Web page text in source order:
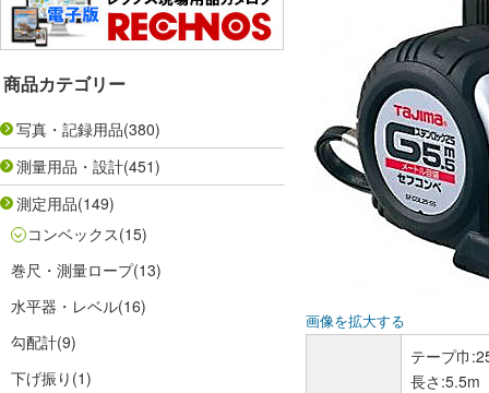
商品カテゴリー
写真・記録用品(380)
測量用品・設計(451)
測定用品(149)
コンベックス(15)
巻尺・測量ロープ(13)
水平器・レベル(16)
勾配計(9)
下げ振り (1)
画像を拡大する
テープ巾
長さ:5.5m